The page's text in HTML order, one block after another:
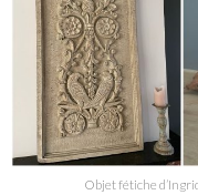
Objet fétiche